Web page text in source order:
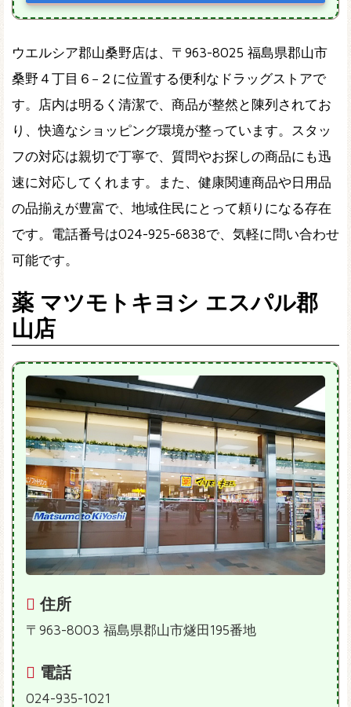
ウエルシア郡山桑野店は、〒963-8025 福島県郡山市
桑野４丁目６−２に位置する便利なドラッグストアで
す。店内は明るく清潔で、商品が整然と陳列されてお
り、快適なショッピング環境が整っています。スタッ
フの対応は親切で丁寧で、質問やお探しの商品にも迅
速に対応してくれます。また、健康関連商品や日用品
の品揃えが豊富で、地域住民にとって頼りになる存在
です。電話番号は024-925-6838で、気軽に問い合わせ
可能です。
薬 マツモトキヨシ エスパル郡
山店
住所
〒963-8003 福島県郡山市燧田195番地
電話
024-935-1021